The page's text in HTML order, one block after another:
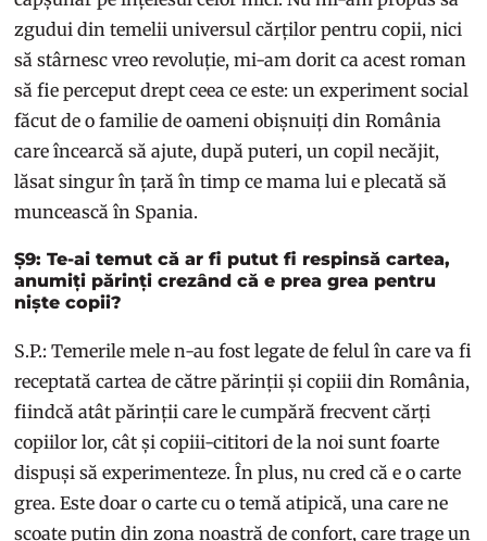
zgudui din temelii universul cărților pentru copii, nici
să stârnesc vreo revoluție, mi-am dorit ca acest roman
să fie perceput drept ceea ce este: un experiment social
făcut de o familie de oameni obișnuiți din România
care încearcă să ajute, după puteri, un copil necăjit,
lăsat singur în țară în timp ce mama lui e plecată să
muncească în Spania.
Ș9: Te-ai temut că ar fi putut fi respinsă cartea,
anumiți părinți crezând că e prea grea pentru
niște copii?
S.P.: Temerile mele n-au fost legate de felul în care va fi
receptată cartea de către părinții și copiii din România,
fiindcă atât părinții care le cumpără frecvent cărți
copiilor lor, cât și copiii-cititori de la noi sunt foarte
dispuși să experimenteze. În plus, nu cred că e o carte
grea. Este doar o carte cu o temă atipică, una care ne
scoate puțin din zona noastră de confort, care trage un